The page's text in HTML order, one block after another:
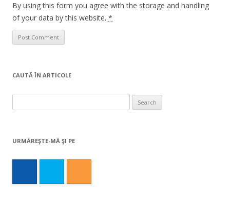
By using this form you agree with the storage and handling
of your data by this website. *
CAUTĂ ÎN ARTICOLE
for:
URMĂREŞTE-MĂ ŞI PE